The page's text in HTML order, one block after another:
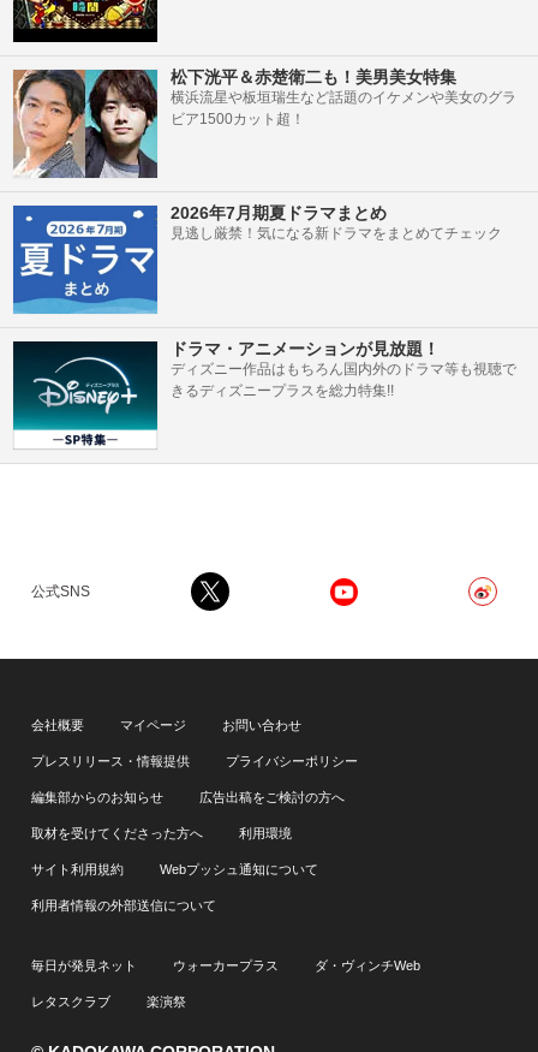
松下洸平＆赤楚衛二も！美男美女特集
横浜流星や板垣瑞生など話題のイケメンや美女のグラ
ビア1500カット超！
2026年7月期夏ドラマまとめ
見逃し厳禁！気になる新ドラマをまとめてチェック
ドラマ・アニメーションが見放題！
ディズニー作品はもちろん国内外のドラマ等も視聴で
きるディズニープラスを総力特集!!
公式SNS
会社概要 マイページ お問い合わせ
プレスリリース・情報提供 プライバシーポリシー
編集部からのお知らせ 広告出稿をご検討の方へ
取材を受けてくださった方へ 利用環境
サイト利用規約 Webプッシュ通知について
利用者情報の外部送信について
毎日が発見ネット ウォーカープラス ダ・ヴィンチWeb
レタスクラブ 楽演祭